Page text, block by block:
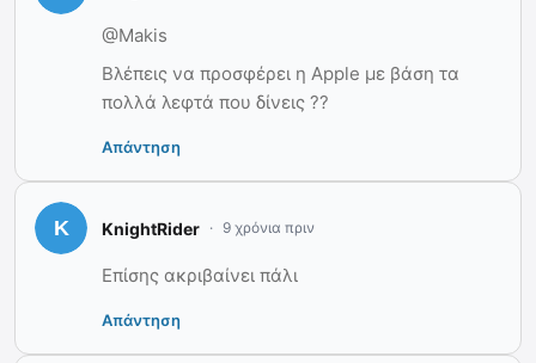
@Makis
Βλέπεις να προσφέρει η Apple με βάση τα
πολλά λεφτά που δίνεις ??
Απάντηση
KnightRider 9 χρόνια πριν
Επίσης ακριβαίνει πάλι
Απάντηση